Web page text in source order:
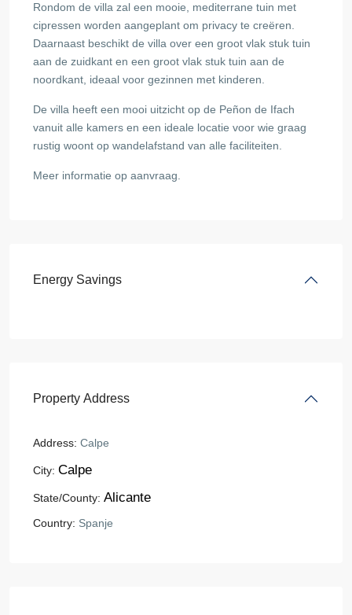
Rondom de villa zal een mooie, mediterrane tuin met
cipressen worden aangeplant om privacy te creëren.
Daarnaast beschikt de villa over een groot vlak stuk tuin
aan de zuidkant en een groot vlak stuk tuin aan de
noordkant, ideaal voor gezinnen met kinderen.
De villa heeft een mooi uitzicht op de Peñon de Ifach
vanuit alle kamers en een ideale locatie voor wie graag
rustig woont op wandelafstand van alle faciliteiten.
Meer informatie op aanvraag.
Energy Savings
Property Address
Address: Calpe
City: Calpe
State/County: Alicante
Country: Spanje